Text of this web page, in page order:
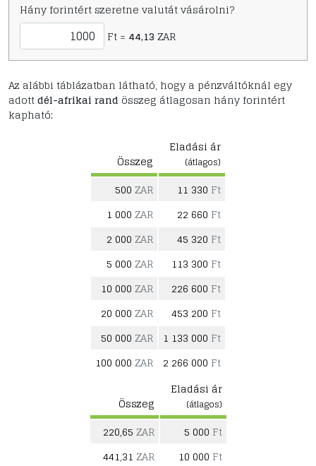
Hány forintért szeretne valutát vásárolni?
Ft = 44,13 ZAR
Az alábbi táblázatban látható, hogy a pénzváltóknál egy
adottdél-afrikai rand összeg átlagosan hány forintért
kapható:
Összeg
Eladási ár
(átlagos)
500 ZAR 11 330 Ft
1 000 ZAR 22 660 Ft
2 000 ZAR 45 320 Ft
5 000 ZAR 113 300 Ft
10 000 ZAR 226 600 Ft
20 000 ZAR 453 200 Ft
50 000 ZAR 1 133 000 Ft
100 000 ZAR 2 266 000 Ft
Összeg
Eladási ár
(átlagos)
220,65 ZAR 5 000 Ft
441,31 ZAR 10 000 Ft